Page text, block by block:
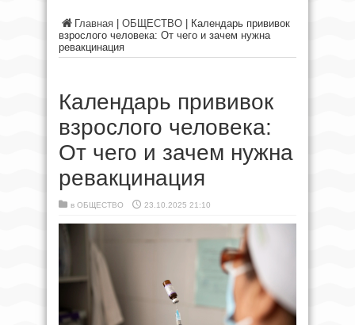
Главная ОБЩЕСТВО
Календарь прививок
взрослого человека: От чего и зачем нужна
ревакцинация
Календарь прививок
взрослого человека:
От чего и зачем нужна
ревакцинация
в ОБЩЕСТВО 23.10.2025 21:10